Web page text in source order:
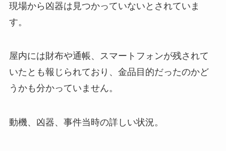
現場から凶器は見つかっていないとされていま
す。
屋内には財布や通帳、スマートフォンが残されて
いたとも報じられており、金品目的だったのかど
うかも分かっていません。
動機、凶器、事件当時の詳しい状況。